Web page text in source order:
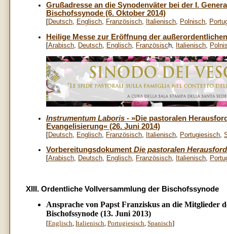
Grußadresse an die Synodenväter bei der I.
Bischofssynode (6. Oktober 2014)
[Deutsch Englisch Französisch Italienisch Polnisch
Heilige Messe zur Eröffnung der
[Arabisch Deutsch Englisch Französisch, Italienisch
Instrumentum Laboris - »Die pastoralen
Evangelisierung« (26. Juni 2014)
[Deutsch Englisch Französisch Italienisch Portugiesisch
Vorbereitungsdokument Die pastoralen
[Arabisch, Deutsch, Englisch, Französisch, Italienisch,
XIII. Ordentliche Vollversammlung der Bischofssynode
Ansprache von Papst Franziskus an die Mitglieder
Bischofssynode (13. Juni 2013)
[Englisch, Italienisch, Portugiesisch, Spanisch]